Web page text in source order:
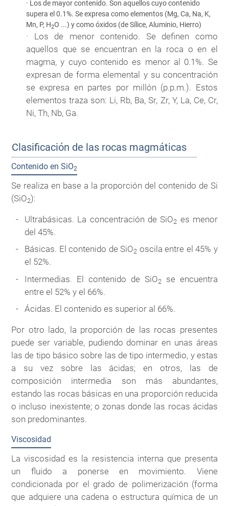
· Los de mayor contenido. Son aquellos cuyo contenido
supera el 0.1%. Se expresa como elementos (Mg, Ca, Na, K,
Mn, P, H2O ...) y como óxidos (de Sílice, Aluminio, Hierro)
· Los de menor contenido. Se definen como
aquellos que se encuentran en la roca o en el
magma, y cuyo contenido es menor al 0.1%. Se
expresan de forma elemental y su concentración
se expresa en partes por millón (p.p.m.). Estos
elementos traza son: Li, Rb, Ba, Sr, Zr, Y, La, Ce, Cr,
Ni, Th, Nb, Ga.
Clasificación de las rocas magmáticas
Contenido en SiO2
Se realiza en base a la proporción del contenido de Si
(SiO2):
Ultrabásicas. La concentración de SiO2 es menor
del 45%.
Básicas. El contenido de SiO2 oscila entre el 45% y
el 52%.
Intermedias. El contenido de SiO2se encuentra
entre el 52% y el 66%.
Ácidas. El contenido es superior al 66%.
Por otro lado, la proporción de las rocas presentes
puede ser variable, pudiendo dominar en unas áreas
las de tipo básico sobre las de tipo intermedio, y estas
a su vez sobre las ácidas; en otros, las de
composición intermedia son más abundantes,
estando las rocas básicas en una proporción reducida
o incluso inexistente; o zonas donde las rocas ácidas
son predominantes.
Viscosidad
La viscosidad es la resistencia interna que presenta
un fluido a ponerse en movimiento. Viene
condicionada por el grado de polimerización (forma
que adquiere una cadena o estructura química de un